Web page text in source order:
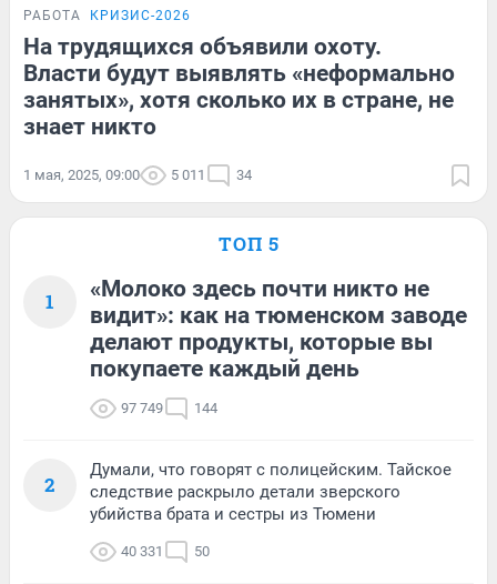
РАБОТА КРИЗИС-2026
На трудящихся объявили охоту.
Власти будут выявлять «неформально
занятых», хотя сколько их в стране, не
знает никто
1 мая, 2025, 09:00 5 011 34
ТОП 5
1
«Молоко здесь почти никто не
видит»: как на тюменском заводе
делают продукты, которые вы
покупаете каждый день
97 749 144
2
Думали, что говорят с полицейским. Тайское
следствие раскрыло детали зверского
убийства брата и сестры из Тюмени
40 331 50